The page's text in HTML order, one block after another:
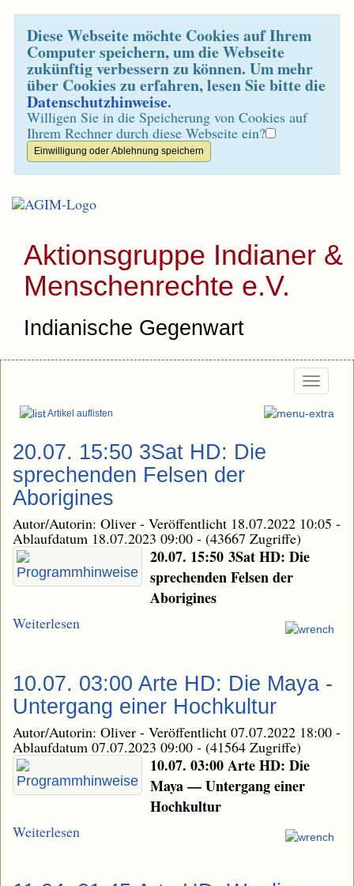
Diese Webseite möchte Cookies auf Ihrem
Computer speichern, um die Webseite
zukünftig verbessern zu können. Um mehr
über Cookies zu erfahren, lesen Sie bitte die
Datenschutzhinweise.
Willigen Sie in die Speicherung von Cookies auf
Ihrem Rechner durch diese Webseite ein?
Aktionsgruppe Indianer &
Menschenrechte e.V.
Indianische Gegenwart
Artikel auflisten
20.07. 15:50 3Sat HD: Die
sprechenden Felsen der
Aborigines
Autor/Autorin: Oliver - Veröffentlicht 18.07.2022 10:05 -
Ablaufdatum 18.07.2023 09:00 - (43667 Zugriffe)
20.07. 15:50 3Sat HD: Die
sprechenden Felsen der
Aborigines
Weiterlesen
10.07. 03:00 Arte HD: Die Maya -
Untergang einer Hochkultur
Autor/Autorin: Oliver - Veröffentlicht 07.07.2022 18:00 -
Ablaufdatum 07.07.2023 09:00 - (41564 Zugriffe)
10.07. 03:00 Arte HD: Die
Maya — Untergang einer
Hochkultur
Weiterlesen